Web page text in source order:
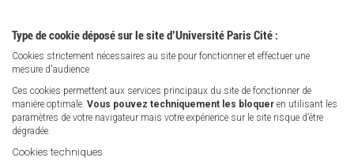
Type de cookie déposé sur le site d’Université Paris Cité :
Cookies strictement nécessaires au site pour fonctionner et effectuer une
mesure d'audience
Ces cookies permettent aux services principaux du site de fonctionner de
manière optimale. Vous pouvez techniquement les bloquer en utilisant les
paramètres de votre navigateur mais votre expérience sur le site risque d’être
dégradée.
Cookies techniques